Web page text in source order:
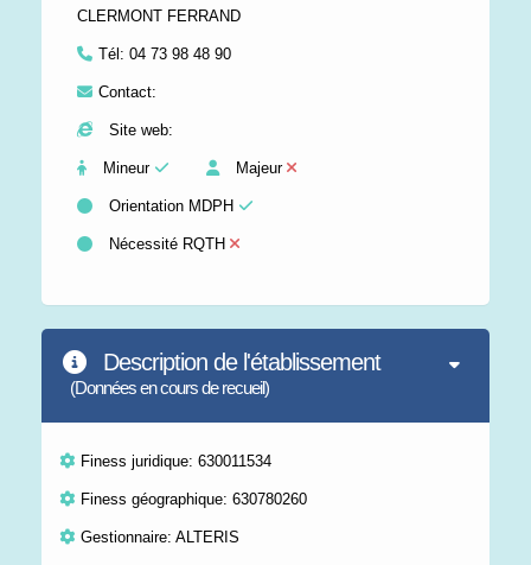
CLERMONT FERRAND
Tél: 04 73 98 48 90
Contact:
Site web:
Mineur Majeur
Orientation MDPH
Nécessité RQTH
Description de l'établissement
(Données en cours de recueil)
Finess juridique: 630011534
Finess géographique: 630780260
Gestionnaire: ALTERIS